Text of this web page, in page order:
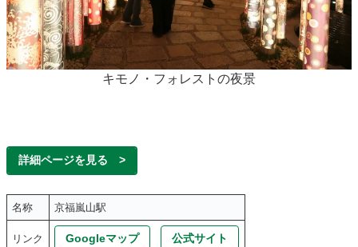
キモノ・フォレストの夜景
詳細ページを見る >
名称 京福嵐山駅
リンク Googleマップ 公式サイト